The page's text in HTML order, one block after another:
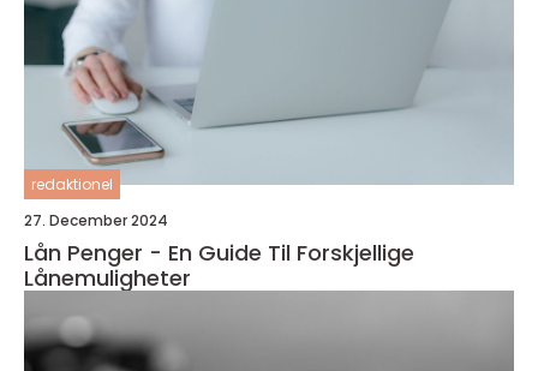
redaktionel
27. December 2024
Lån Penger - En Guide Til Forskjellige
Lånemuligheter